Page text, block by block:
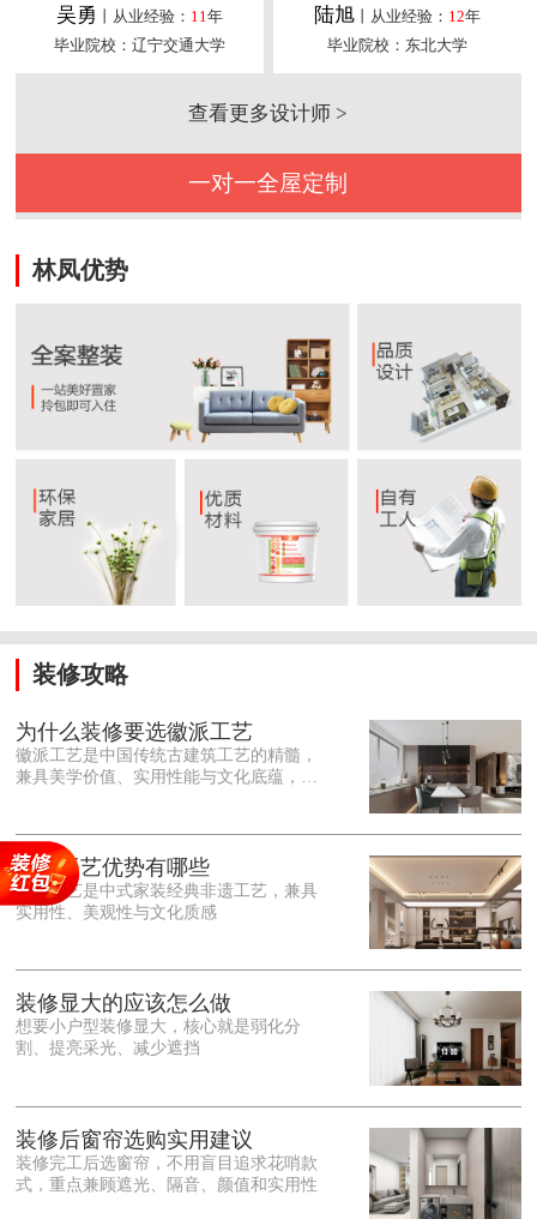
吴勇 丨从业经验： 11年
毕业院校：辽宁交通大学
陆旭丨从业经验： 12年
毕业院校：东北大学
查看更多设计师 >
一对一全屋定制
林凤优势
装修攻略
为什么装修要选徽派工艺
徽派工艺是中国传统古建筑工艺的精髓，
兼具美学价值、实用性能与文化底蕴，优
雕细琢的砖、木、石雕为特色，线条古朴
大气，意境悠远，自带东方中式雅致韵
味，耐看且不易过时。<o:p></o:p> 在工
艺品质上，徽派工艺遵循古法匠心工序，
保耐用，抗风化、耐腐蚀，使用
徽派工艺优势有哪些
徽派工艺是中式家装经典非遗工艺，兼具
实用性、美观性与文化质感
装修显大的应该怎么做
想要小户型装修显大，核心就是弱化分
割、提亮采光、减少遮挡
装修后窗帘选购实用建议
装修完工后选窗帘，不用盲目追求花哨款
式，重点兼顾遮光、隔音、颜值和实用性